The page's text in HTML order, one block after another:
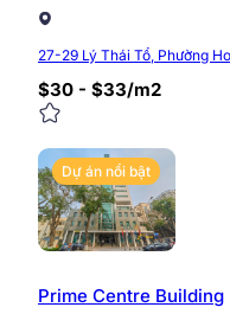
27-29 Lý Thái Tổ, Phường
$30 - $33/m2
Dự án nổi bật
Prime Centre Building